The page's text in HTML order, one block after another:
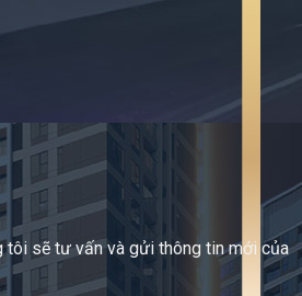
tôi sẽ tư vấn và gửi thông tin mới của